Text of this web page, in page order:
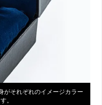
がそれぞれのイメージカラー
。